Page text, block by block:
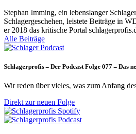
Stephan Imming, ein lebenslanger
Schlagergeschehen, leistete Beiträge in
er 2018 das kritische Portal
Alle Beiträge
Schlagerprofis – Der Podcast Folge 077 – Das
Wir reden über vieles, was zum Anfang
Direkt zur neuen Folge